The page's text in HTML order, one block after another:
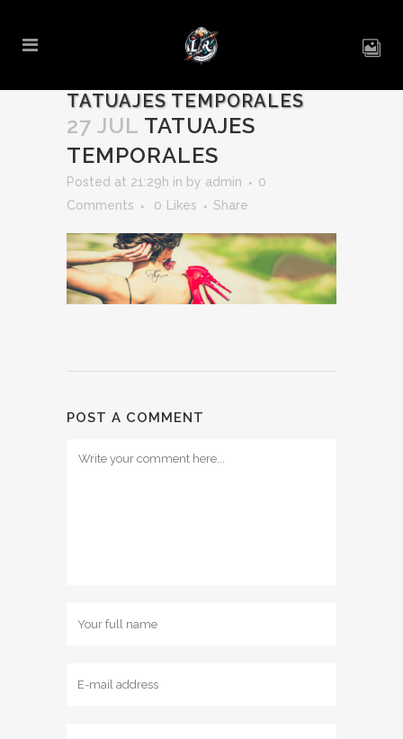
TATUAJES TEMPORALES
27 JUL TATUAJES
TEMPORALES
Posted at 21:29h in by admin
0
Comments
0 Likes Share
POST A COMMENT